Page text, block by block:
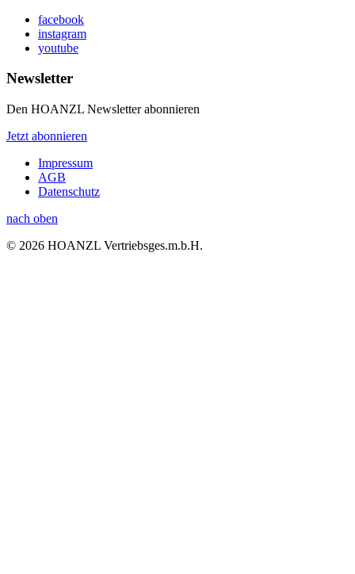
facebook
instagram
youtube
Newsletter
Den HOANZL Newsletter abonnieren
Jetzt abonnieren
Impressum
AGB
Datenschutz
nach oben
© 2026 HOANZL Vertriebsges.m.b.H.